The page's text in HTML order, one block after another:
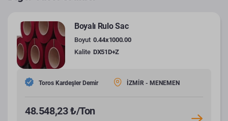
Boyalı Rulo Sac
Boyut 0.44x1000.00
Kalite DX51D+Z
Toros Kardeşler Demir İZMİR - MENEMEN
48.548,23 ₺/Ton